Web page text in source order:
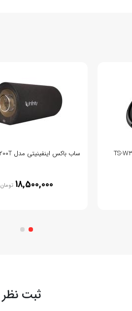
ساب باکس اینفینیتی مدل PRIMUS 1200T
18,500,000 تومان
ثبت نظر